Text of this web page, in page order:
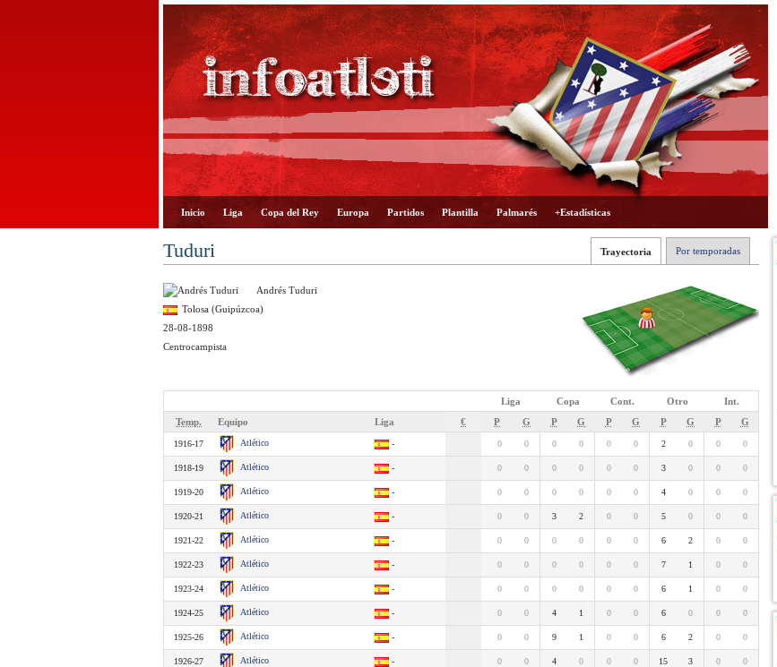
Inicio Liga Copa del Rey Europa Partidos Plantilla Palmarés +Estadísticas
Por temporadas
Trayectoria
Tuduri
Andrés Tuduri
Tolosa (Guipúzcoa)
28-08-1898
Centrocampista
Liga Copa Cont. Otro
Int.
Temp.
Equipo Liga € P G P G P G P G P G
1916-17 Atlético - 0 0 0 0 0 0 2 0 0 0
1918-19 Atlético - 0 0 0 0 0 0 3 0 0 0
1919-20 Atlético - 0 0 0 0 0 0 4 0 0 0
1920-21 Atlético - 0 0 3 2 0 0 5 0 0 0
1921-22 Atlético - 0 0 0 0 0 0 6 2 0 0
1922-23 Atlético - 0 0 0 0 0 0 7 1 0 0
1923-24 Atlético - 0 0 0 0 0 0 6 1 0 0
1924-25 Atlético - 0 0 4 1 0 0 6 0 0 0
1925-26 Atlético - 0 0 9 1 0 0 6 2 0 0
1926-27 Atlético - 0 0 4 0 0 0 15 3 0 0